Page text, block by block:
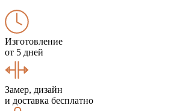
Изготовление
от 5 дней
Замер, дизайн
и доставка бесплатно